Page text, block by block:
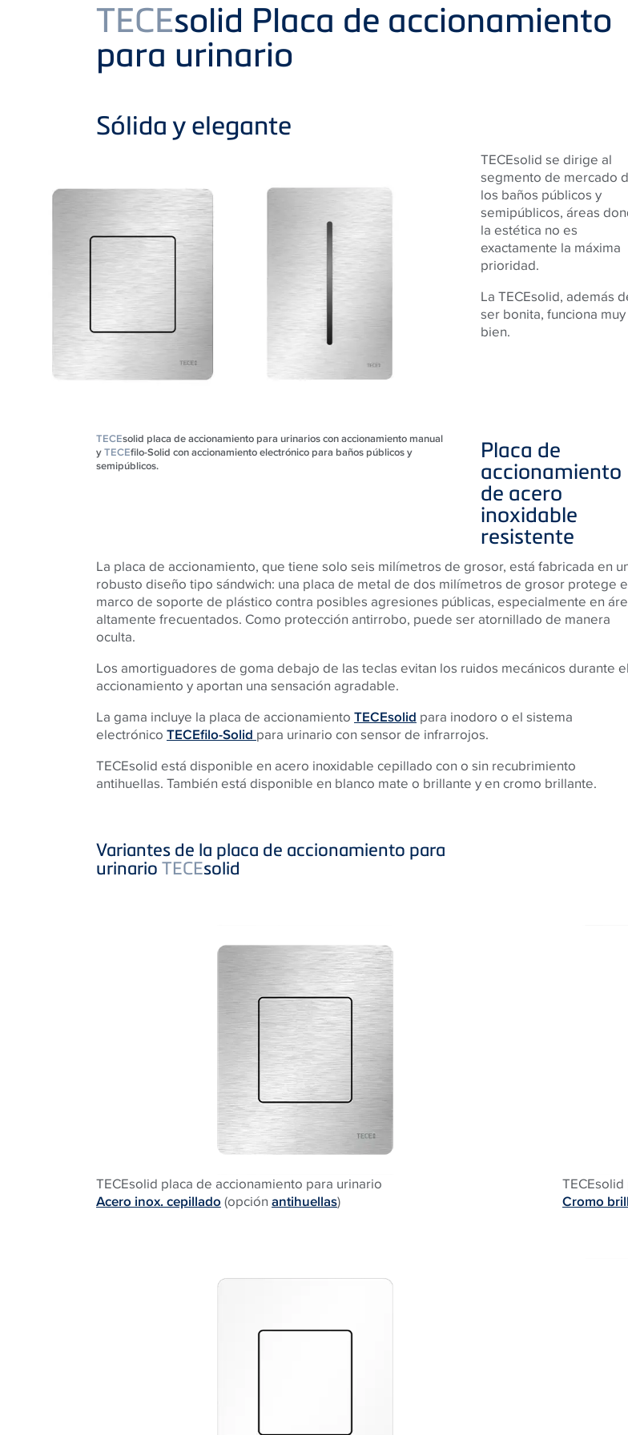
TECEsolid Placa de accionamiento
para urinario
Sólida y elegante
TECEsolid placa de accionamiento para urinarios con accionamiento manual
yTECEfilo-Solid con accionamiento electrónico para baños públicos y
semipúblicos.
TECEsolid se dirige al
segmento de mercado
los baños públicos y
semipúblicos, áreas
la estética no es
exactamente la máxima
prioridad.
La TECEsolid, además
ser bonita, funciona muy
bien.
Placa de
accionamiento
de acero
inoxidable
resistente
La placa de accionamiento, que tiene solo seis milímetros de grosor, está fabricada en
robusto diseño tipo sándwich: una placa de metal de dos milímetros de grosor protege
marco de soporte de plástico contra posibles agresiones públicas, especialmente en
altamente frecuentados. Como protección antirrobo, puede ser atornillado de manera
oculta.
Los amortiguadores de goma debajo de las teclas evitan los ruidos mecánicos durante el
accionamiento y aportan una sensación agradable.
La gama incluye la placa de accionamiento TECEsolid para inodoro o el sistema
electrónico TECEfilo-Solid para urinario con sensor de infrarrojos.
TECEsolid está disponible en acero inoxidable cepillado con o sin recubrimiento
antihuellas. También está disponible en blanco mate o brillante y en cromo brillante.
Variantes de la placa de accionamiento para
urinario TECEsolid
TECEsolid placa de accionamiento para urinario
Acero inox. cepillado (opción antihuellas)
Cromo